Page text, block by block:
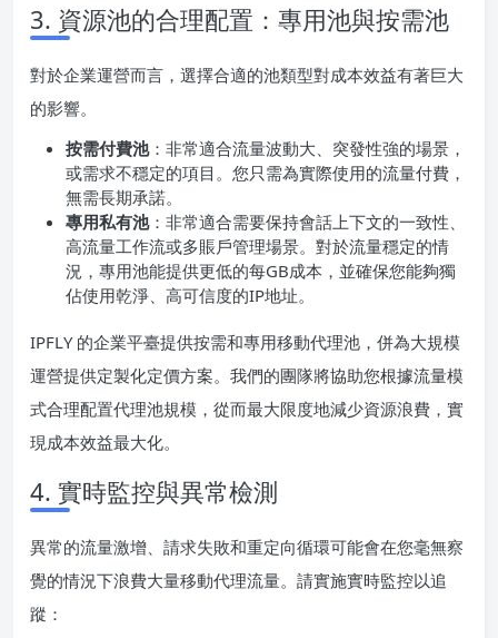
3. 資源池的合理配置：專用池與按需池
對於企業運營而言，選擇合適的池類型對成本效益有著巨大
的影響。
按需付費池：非常適合流量波動大、突發性強的場景，
或需求不穩定的項目。您只需為實際使用的流量付費，
無需長期承諾。
專用私有池：非常適合需要保持會話上下文的一致性、
高流量工作流或多賬戶管理場景。對於流量穩定的情
況，專用池能提供更低的每GB成本，並確保您能夠獨
佔使用乾淨、高可信度的IP地址。
IPFLY 的企業平臺提供按需和專用移動代理池，併為大規模
運營提供定製化定價方案。我們的團隊將協助您根據流量模
式合理配置代理池規模，從而最大限度地減少資源浪費，實
現成本效益最大化。
4. 實時監控與異常檢測
異常的流量激增、請求失敗和重定向循環可能會在您毫無察
覺的情況下浪費大量移動代理流量。請實施實時監控以追
蹤：